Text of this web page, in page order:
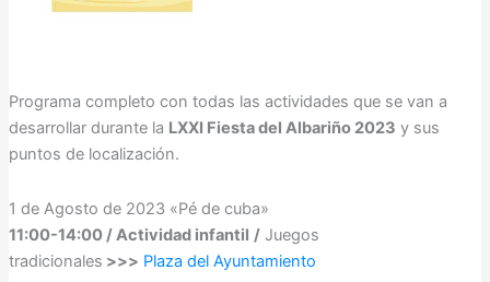
Programa completo con todas las actividades que se van a
desarrollar durante la LXXI Fiesta del Albariño 2023 y sus
puntos de localización.
1 de Agosto de 2023 «Pé de cuba»
11:00-14:00 / Actividad infantil /Juegos
tradicionales >>> Plaza del Ayuntamiento